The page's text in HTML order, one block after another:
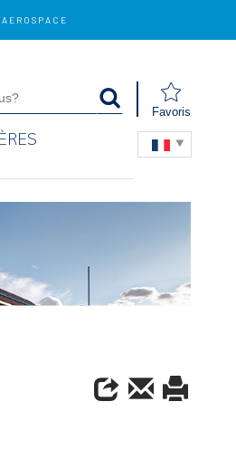
AEROSPACE
Favoris